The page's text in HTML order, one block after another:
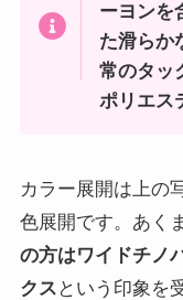
ーヨンを
た滑らか
常のタッ
ポリエス
カラー展開は上の
色展開です。あく
の方はワイドチノ
クス という印象を